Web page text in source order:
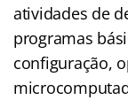
atividades de
programas
configuração,